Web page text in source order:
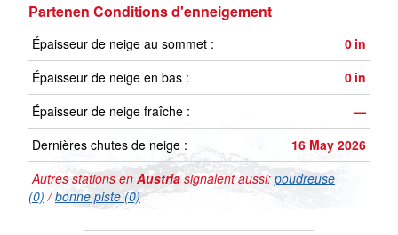
Partenen Conditions d'enneigement
Épaisseur de neige au sommet : 0 in
Épaisseur de neige en bas :
0 in
Épaisseur de neige fraîche :
—
Dernières chutes de neige :
16 May 2026
Autres stations enAustriasignalent aussi: poudreuse
(0) /bonne piste (0)